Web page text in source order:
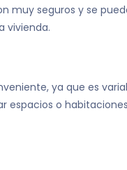
muy seguros y se
vivienda.
ya que es
espacios o